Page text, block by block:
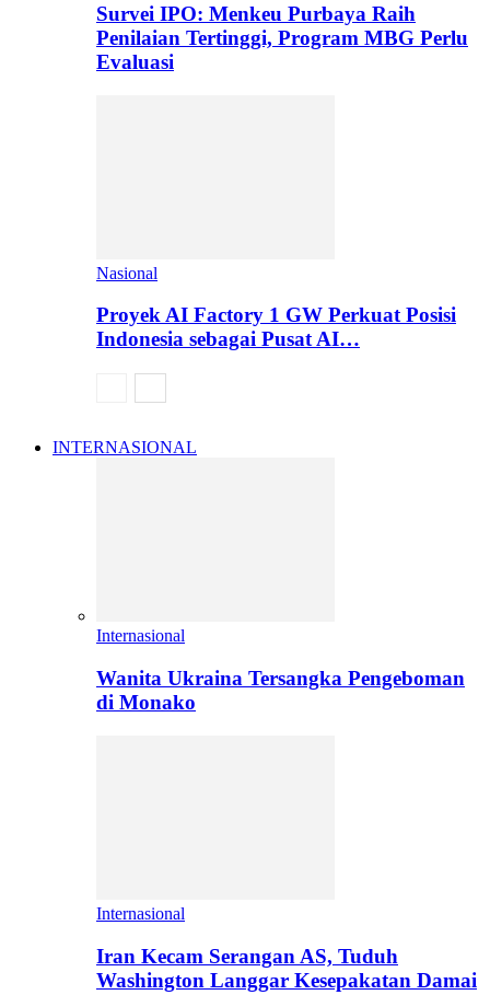
Survei IPO: Menkeu Purbaya Raih
Penilaian Tertinggi, Program MBG Perlu
Evaluasi
Nasional
Proyek AI Factory 1 GW Perkuat Posisi
Indonesia sebagai Pusat AI…
INTERNASIONAL
Internasional
Wanita Ukraina Tersangka Pengeboman
di Monako
Internasional
Iran Kecam Serangan AS, Tuduh
Washington Langgar Kesepakatan Damai